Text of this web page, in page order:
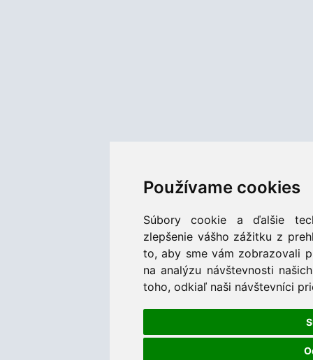
Používame cookies
Súbory cookie a ďalšie
zlepšenie vášho zážitku z
to, aby sme vám zobrazovali
na analýzu návštevnosti
toho, odkiaľ naši návštevníci